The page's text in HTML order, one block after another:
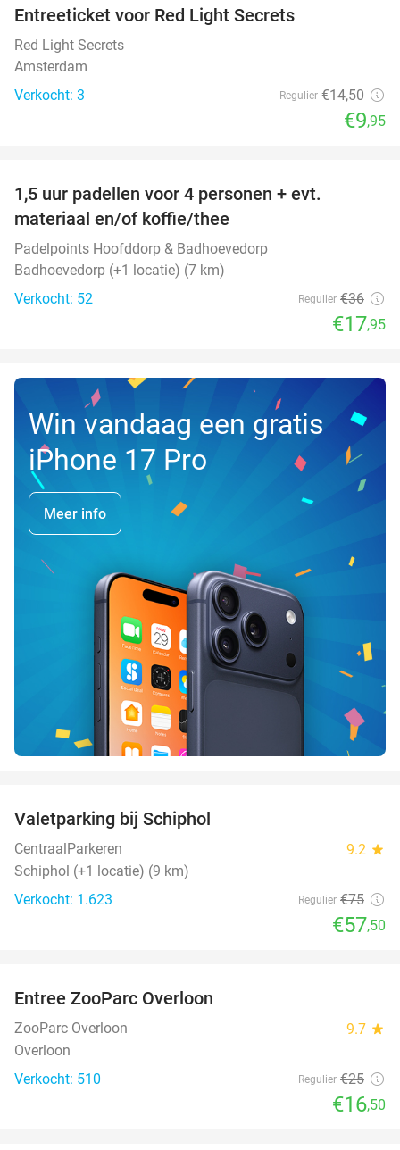
TODAY
Entreeticket voor Red Light Secrets
Red Light Secrets
Amsterdam
Verkocht: 3
Regulier €14,50
€9,95
TODAY
1,5 uur padellen voor 4 personen + evt.
materiaal en/of koffie/thee
Padelpoints Hoofddorp & Badhoevedorp
Badhoevedorp (+1 locatie) (7 km)
Verkocht: 52
Regulier €36
€17,95
Win vandaag een gratis
iPhone 17 Pro
Meer info
Valetparking bij Schiphol
CentraalParkeren 9.2 star
Schiphol (+1 locatie) (9 km)
Verkocht: 1.623
Regulier €75
€57,50
TODAY
Entree ZooParc Overloon
ZooParc Overloon 9.7 star
Overloon
Verkocht: 510
Regulier €25
€16,50